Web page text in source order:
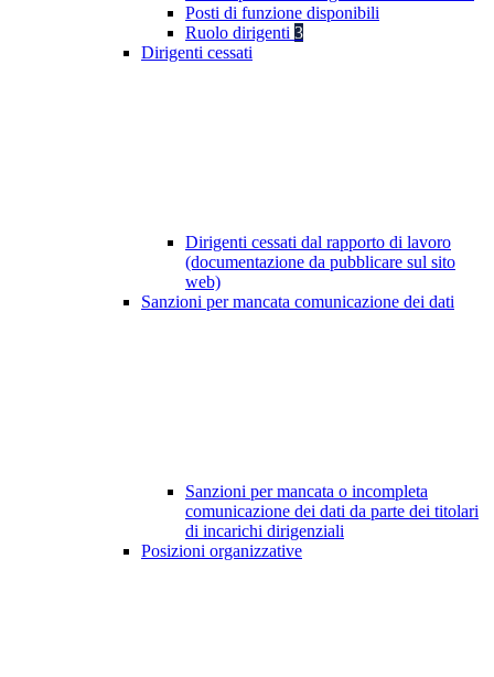
Posti di funzione disponibili
Ruolo dirigenti 3
Dirigenti cessati
Dirigenti cessati dal rapporto di lavoro
(documentazione da pubblicare sul sito
web)
Sanzioni per mancata comunicazione dei dati
Sanzioni per mancata o incompleta
comunicazione dei dati da parte dei titolari
di incarichi dirigenziali
Posizioni organizzative